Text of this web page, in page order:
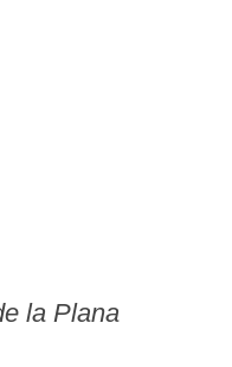
la Plana